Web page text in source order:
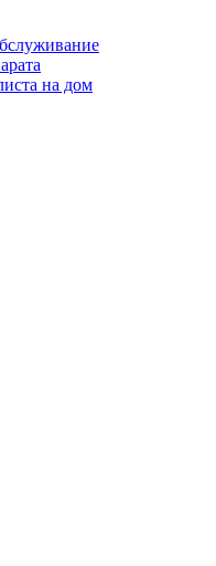
на дом